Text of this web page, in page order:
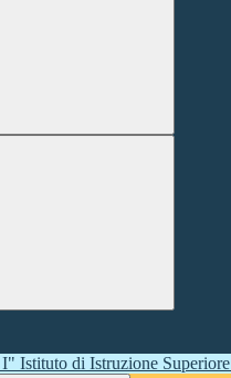
Istituto di Istruzione Superiore